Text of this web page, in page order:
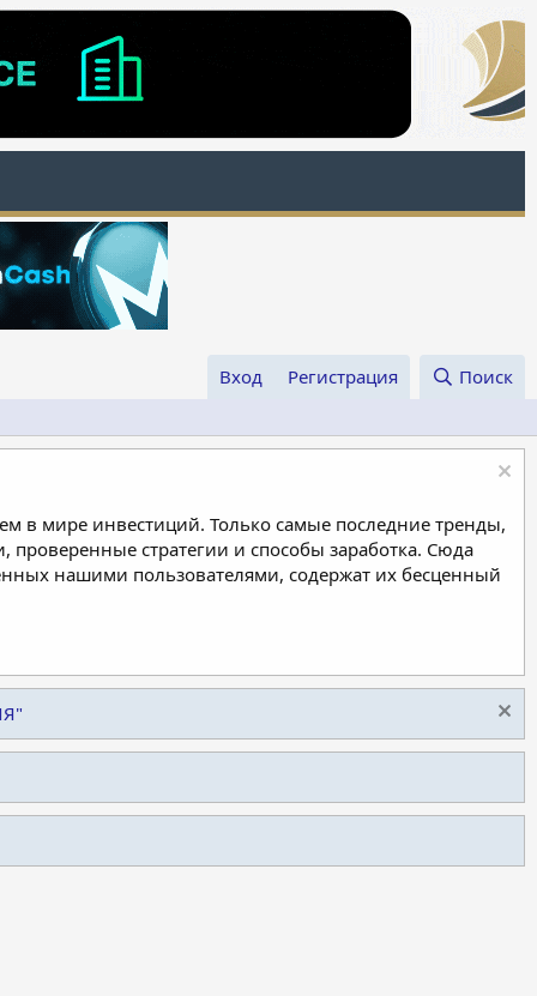
Вход Регистрация Поиск
в мире инвестиций. Только самые последние тренды,
стратегии и способы заработка. Сюда
нашими пользователями, содержат их бесценный